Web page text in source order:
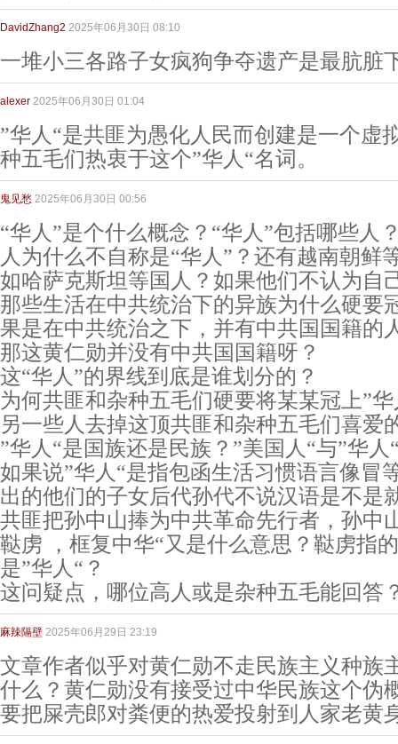
DavidZhang2 2025年06月30日 08:10
一堆小三各路子女疯狗争夺遗产是最肮脏
alexer 2025年06月30日 01:04
”华人“是共匪为愚化人民而创建是一个虚
种五毛们热衷于这个”华人“名词。
鬼见愁 2025年06月30日 00:56
“华人”是个什么概念？“华人”包括哪些人
人为什么不自称是“华人”？还有越南朝鲜
如哈萨克斯坦等国人？如果他们不认为自
那些生活在中共统治下的异族为什么硬要
果是在中共统治之下，并有中共国国籍的
那这黄仁勋并没有中共国国籍呀？
这“华人”的界线到底是谁划分的？
为何共匪和杂种五毛们硬要将某某冠上”
另一些人去掉这顶共匪和杂种五毛们喜爱
”华人“是国族还是民族？”美国人“与”华
如果说”华人“是指包函生活习惯语言像冒
出的他们的子女后代孙代不说汉语是不是
共匪把孙中山捧为中共革命先行者，孙中
鞑虏 ，框复中华“又是什么意思？鞑虏指
是”华人“？
这问疑点，哪位高人或是杂种五毛能回答
麻辣隔壁 2025年06月29日 23:19
文章作者似乎对黄仁勋不走民族主义种族
什么？黄仁勋没有接受过中华民族这个伪
要把屎壳郎对粪便的热爱投射到人家老黄